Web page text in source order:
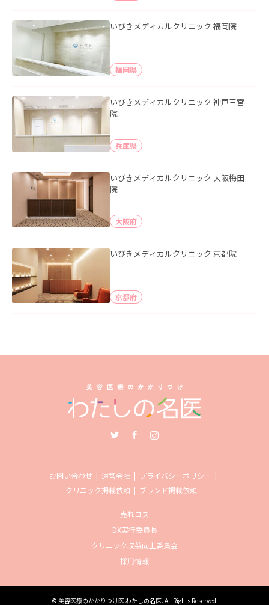
いびきメディカルクリニック 福岡院
福岡県
いびきメディカルクリニック 神戸三宮
院
兵庫県
いびきメディカルクリニック 大阪梅田
院
大阪府
いびきメディカルクリニック 京都院
京都府
お問い合わせ 運営会社
プライバシーポリシー
クリニック掲載依頼
ブランド掲載依頼
売れコス
DX実行委員長
クリニック収益向上委員会
採用情報
© 美容医療のかかりつけ医 わたしの名医. All Rights Reserved.